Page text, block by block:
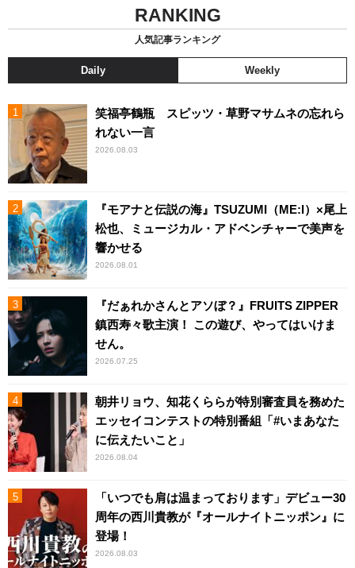
RANKING
人気記事ランキング
Daily Weekly
笑福亭鶴瓶 スピッツ・草野マサムネの忘れら
れない一言
2026.08.03
『モアナと伝説の海』TSUZUMI（ME:I）×尾上
松也、ミュージカル・アドベンチャーで美声を
響かせる
2026.08.01
『だぁれかさんとアソぼ？』FRUITS ZIPPER
鎮西寿々歌主演！ この遊び、やってはいけま
せん。
2026.07.25
朝井リョウ、知花くららが特別審査員を務めた
エッセイコンテストの特別番組「#いまあなた
に伝えたいこと」
2026.08.04
「いつでも肩は温まっております」デビュー30
周年の西川貴教が『オールナイトニッポン』に
登場！
2026.08.03